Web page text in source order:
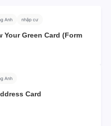
Anh nhập cư
Green Card (Form
Anh
Card